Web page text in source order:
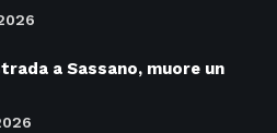
a Sassano, muore un